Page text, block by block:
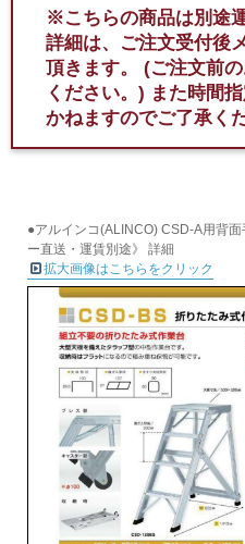
※こちらの商品は別途
詳細は、ご注文受付後
頂きます。
(ご注文前
ください。) また時間
かねますのでご了承く
●アルインコ(ALINCO) CSD-A用背
ー直送・運賃別途》 詳細
拡大画像はこちらをクリック